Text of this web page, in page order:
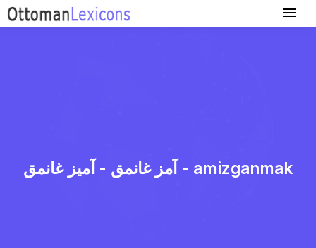
آمز غانمق - آمیز غانمق - amizganmak